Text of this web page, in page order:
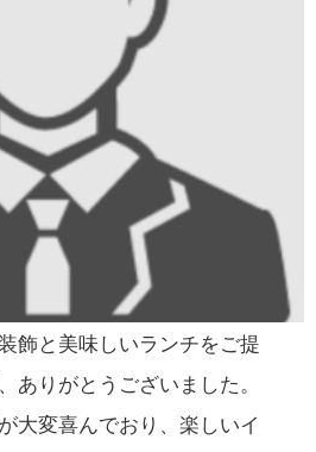
飾と美味しいランチをご提
ありがとうございました。
大変喜んでおり、楽しいイ